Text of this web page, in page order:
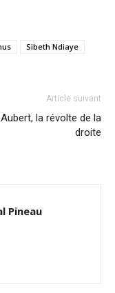
Sibeth Ndiaye
Article suivant
la révolte de la
droite
Pineau